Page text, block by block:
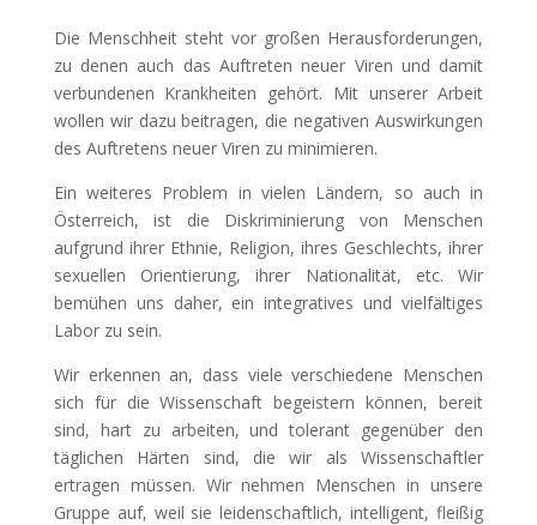
Die Menschheit steht vor großen Herausforderungen,
zu denen auch das Auftreten neuer Viren und damit
verbundenen Krankheiten gehört. Mit unserer Arbeit
wollen wir dazu beitragen, die negativen Auswirkungen
des Auftretens neuer Viren zu minimieren.
Ein weiteres Problem in vielen Ländern, so auch in
Österreich, ist die Diskriminierung von Menschen
aufgrund ihrer Ethnie, Religion, ihres Geschlechts, ihrer
sexuellen Orientierung, ihrer Nationalität, etc. Wir
bemühen uns daher, ein integratives und vielfältiges
Labor zu sein.
Wir erkennen an, dass viele verschiedene Menschen
sich für die Wissenschaft begeistern können, bereit
sind, hart zu arbeiten, und tolerant gegenüber den
täglichen Härten sind, die wir als Wissenschaftler
ertragen müssen. Wir nehmen Menschen in unsere
Gruppe auf, weil sie leidenschaftlich, intelligent, fleißig